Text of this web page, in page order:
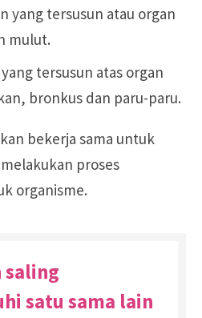
yang tersusun atau organ
mulut.
tersusun atas organ
bronkus dan paru-paru.
bekerja sama untuk
proses
organisme.
saling
satu sama lain